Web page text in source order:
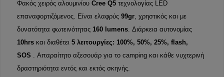
Φακός χειρός αλουμινίου Cree Q5 τεχνολογίας LED
επαναφορτιζόμενος. Είναι ελαφρύς 99gr, χρηστικός και με
δυνατότητα φωτεινότητας 160 lumens. Διάρκεια αυτονομίας
10hrs και διαθέτει 5 λειτουργίες: 100%, 50%, 25%, flash,
SOS . Απαραίτητο αξεσουάρ για το camping και κάθε νυχτερινή
δραστηριότητα εντός και εκτός σκηνής.